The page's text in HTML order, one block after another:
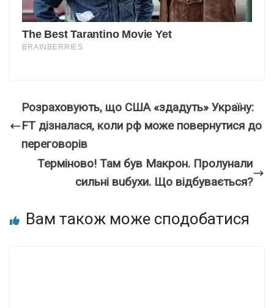
Розраховують, що США «здадуть» Україну:
FT дізналася, коли рф може повернутися до
переговорів
Теpміново! Там був Макpон. Пpолунали
сильні вuбухи. Що вiдбувається?
Вам також може сподобатися